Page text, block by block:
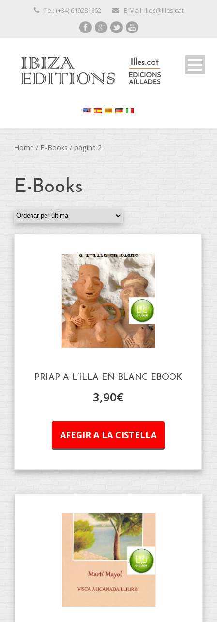
Tel: (+34) 619281862 E-Mail: illes@illes.cat
Home / E-Books / pàgina 2
E-Books
PRIAP A L’ILLA EN BLANC EBOOK
3,90€
AFEGIR A LA CISTELLA